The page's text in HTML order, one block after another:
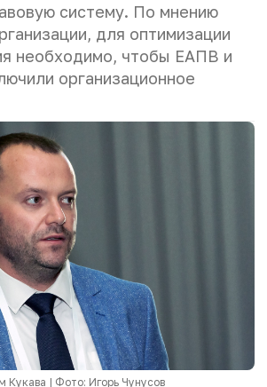
систему. По мнению
для оптимизации
необходимо, чтобы ЕАПВ и
организационное
Кукава | Фото: Игорь Чунусов